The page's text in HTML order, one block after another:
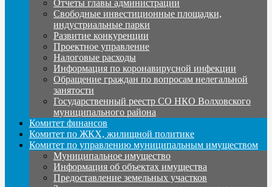
Отчеты главы администрации
Свободные инвестиционные площадки,
индустриальные парки
Развитие конкуренции
Проектное управление
Налоговые расходы
Информация по коронавирусной инфекции
Обращение граждан по вопросам нелегальной
занятости
Государственный реестр СО НКО Волховского
муниципального района
Комитет финансов
Комитет по ЖКХ, жилищной политике
Комитет по управлению муниципальным имуществом
Муниципальное имущество
Информация об объектах имущества
Предоставление земельных участков